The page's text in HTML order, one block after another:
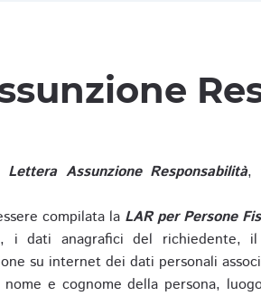
Lettera Assunzione Responsabilità,
compilata la LAR per Persone
i dati anagrafici del richiedente, il
su internet dei dati personali
e cognome della persona,